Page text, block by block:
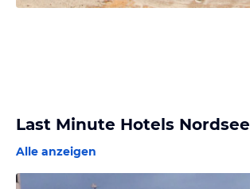
Last Minute Hotels Nordsee
Alle anzeigen